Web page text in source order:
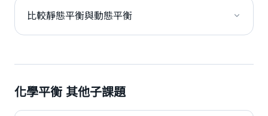
比較靜態平衡與動態平衡
化學平衡 其他子課題